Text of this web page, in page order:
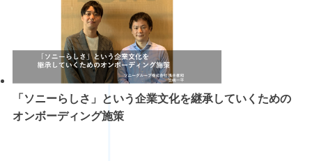
「ソニーらしさ」という企業文化を継承していくための
オンボーディング施策